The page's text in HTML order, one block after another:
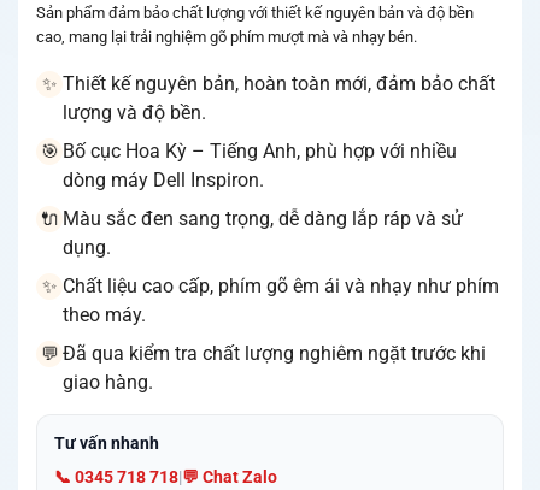
Sản phẩm đảm bảo chất lượng với thiết kế nguyên bản và độ bền
cao, mang lại trải nghiệm gõ phím mượt mà và nhạy bén.
✨ Thiết kế nguyên bản, hoàn toàn mới, đảm bảo chất
lượng và độ bền.
🎯 Bố cục Hoa Kỳ – Tiếng Anh, phù hợp với nhiều
dòng máy Dell Inspiron.
🔌 Màu sắc đen sang trọng, dễ dàng lắp ráp và sử
dụng.
✨ Chất liệu cao cấp, phím gõ êm ái và nhạy như phím
theo máy.
💬 Đã qua kiểm tra chất lượng nghiêm ngặt trước khi
giao hàng.
Tư vấn nhanh
📞 0345 718 718|💬 Chat Zalo